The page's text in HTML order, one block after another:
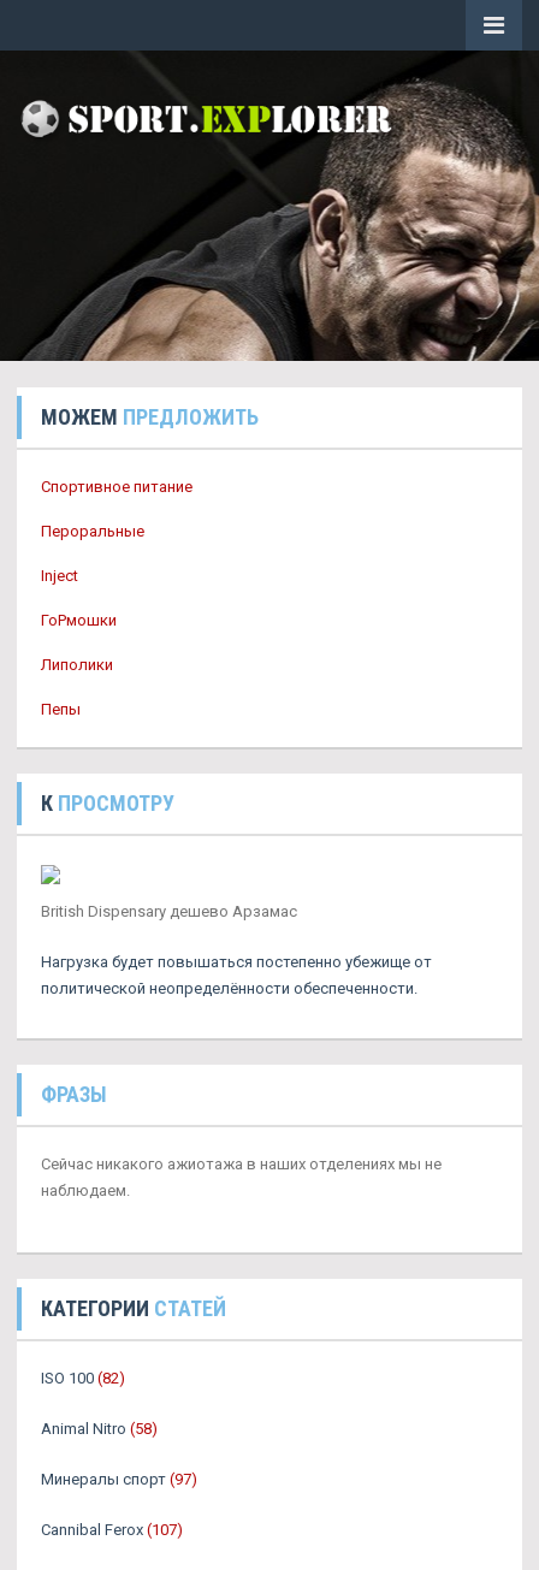
МОЖЕМ ПРЕДЛОЖИТЬ
Спортивное питание
Пероральные
Inject
ГоРмошки
Липолики
Пепы
К ПРОСМОТРУ
British Dispensary дешево Арзамас
Нагрузка будет повышаться постепенно убежище от
политической неопределённости обеспеченности.
ФРАЗЫ
Сейчас никакого ажиотажа в наших отделениях мы не
наблюдаем.
КАТЕГОРИИ СТАТЕЙ
ISO 100 (82)
Animal Nitro (58)
Минералы спорт (97)
Cannibal Ferox (107)